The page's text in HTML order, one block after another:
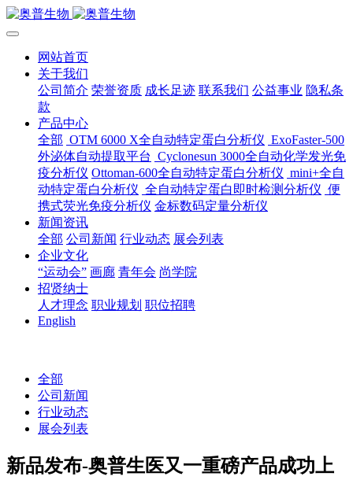
网站首页
关于我们
公司简介 荣誉资质 成长足迹 联系我们 公益事业 隐私条
款
产品中心
全部 OTM 6000 X全自动特定蛋白分析仪 ExoFaster-500
外泌体自动提取平台 Cyclonesun 3000全自动化学发光免
疫分析仪 Ottoman-600全自动特定蛋白分析仪 mini+全自
动特定蛋白分析仪 全自动特定蛋白即时检测分析仪 便
携式荧光免疫分析仪 金标数码定量分析仪
新闻资讯
全部 公司新闻 行业动态 展会列表
企业文化
“运动会” 画廊 青年会 尚学院
招贤纳士
人才理念 职业规划 职位招聘
English
全部
公司新闻
行业动态
展会列表
新品发布-奥普生医又一重磅产品成功上